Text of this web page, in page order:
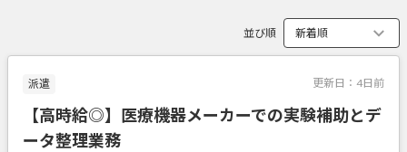
並び順
派遣 更新日： 4日前
【高時給◎】医療機器メーカーでの実験補助とデ
ータ整理業務